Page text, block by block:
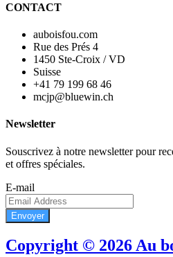
CONTACT
auboisfou.com
Rue des Prés 4
1450 Ste-Croix / VD
Suisse
+41 79 199 68 46
mcjp@bluewin.ch
Newsletter
Souscrivez à notre newsletter pour
et offres spéciales.
E-mail
Envoyer
Copyright © 2026 Au